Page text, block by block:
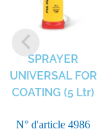
SPRAYER
UNIVERSAL FOR
COATING (5 Ltr)
N° d'article 4986